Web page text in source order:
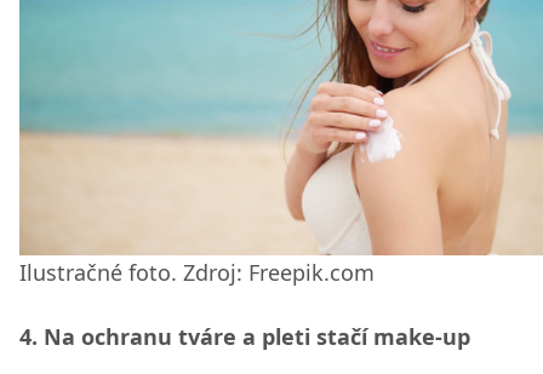
Ilustračné foto. Zdroj: Freepik.com
4. Na ochranu tváre a pleti stačí make-up